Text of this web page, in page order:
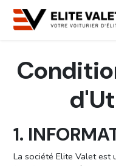
l'app
1.
La société Elite Valet est